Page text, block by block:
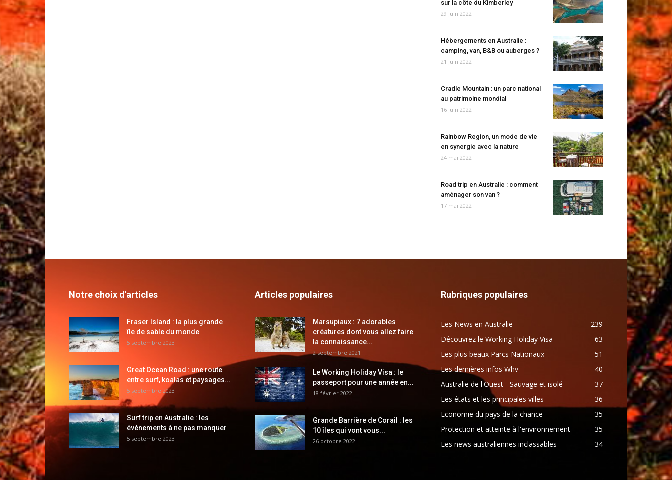
sur la côte du Kimberley
29 juin 2022
Hébergements en Australie :
camping, van, B&B ou auberges ?
21 juin 2022
Cradle Mountain : un parc national
au patrimoine mondial
16 juin 2022
Rainbow Region, un mode de vie
en synergie avec la nature
24 mai 2022
Road trip en Australie : comment
aménager son van ?
17 mai 2022
Notre choix d'articles
Fraser Island : la plus grande
île de sable du monde
5 septembre 2023
Great Ocean Road : une route
entre surf, koalas et paysages...
5 septembre 2023
Surf trip en Australie : les
événements à ne pas manquer
5 septembre 2023
Articles populaires
Marsupiaux : 7 adorables
créatures dont vous allez faire
la connaissance...
2 septembre 2021
Le Working Holiday Visa : le
passeport pour une année en...
18 février 2022
Grande Barrière de Corail : les
10 îles qui vont vous...
26 octobre 2022
Rubriques populaires
Les News en Australie
239
Découvrez le Working Holiday Visa
63
Les plus beaux Parcs Nationaux
51
Les dernières infos Whv
40
Australie de l'Ouest - Sauvage et isolé
37
Les états et les principales villes
36
Economie du pays de la chance
35
Protection et atteinte à l'environnement
35
Les news australiennes inclassables
34